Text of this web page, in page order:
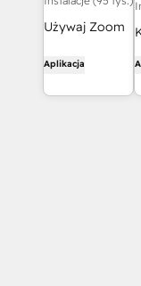
Używaj Zoom
spotkaniami
HubSpot,
Aplikacja